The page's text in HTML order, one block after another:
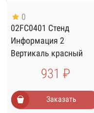
0
02FC0401 Стенд
Информация 2
Вертикаль красный
931 ₽
Заказать